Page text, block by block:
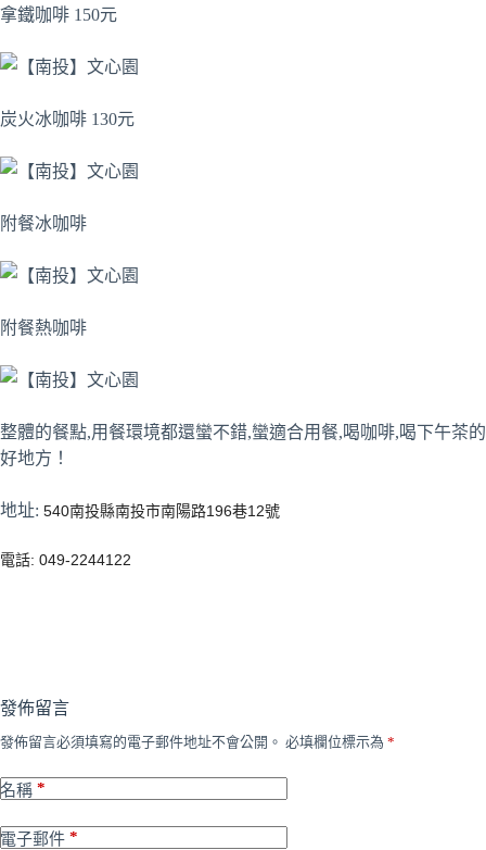
拿鐵咖啡 150元
炭火冰咖啡 130元
附餐冰咖啡
附餐熱咖啡
整體的餐點,用餐環境都還蠻不錯,蠻適合用餐,喝咖啡,喝下午茶的
好地方！
地址: 540南投縣南投市南陽路196巷12號
電話: 049-2244122
發佈留言
發佈留言必須填寫的電子郵件地址不會公開。 必填欄位標示為 *
名稱 *
電子郵件 *